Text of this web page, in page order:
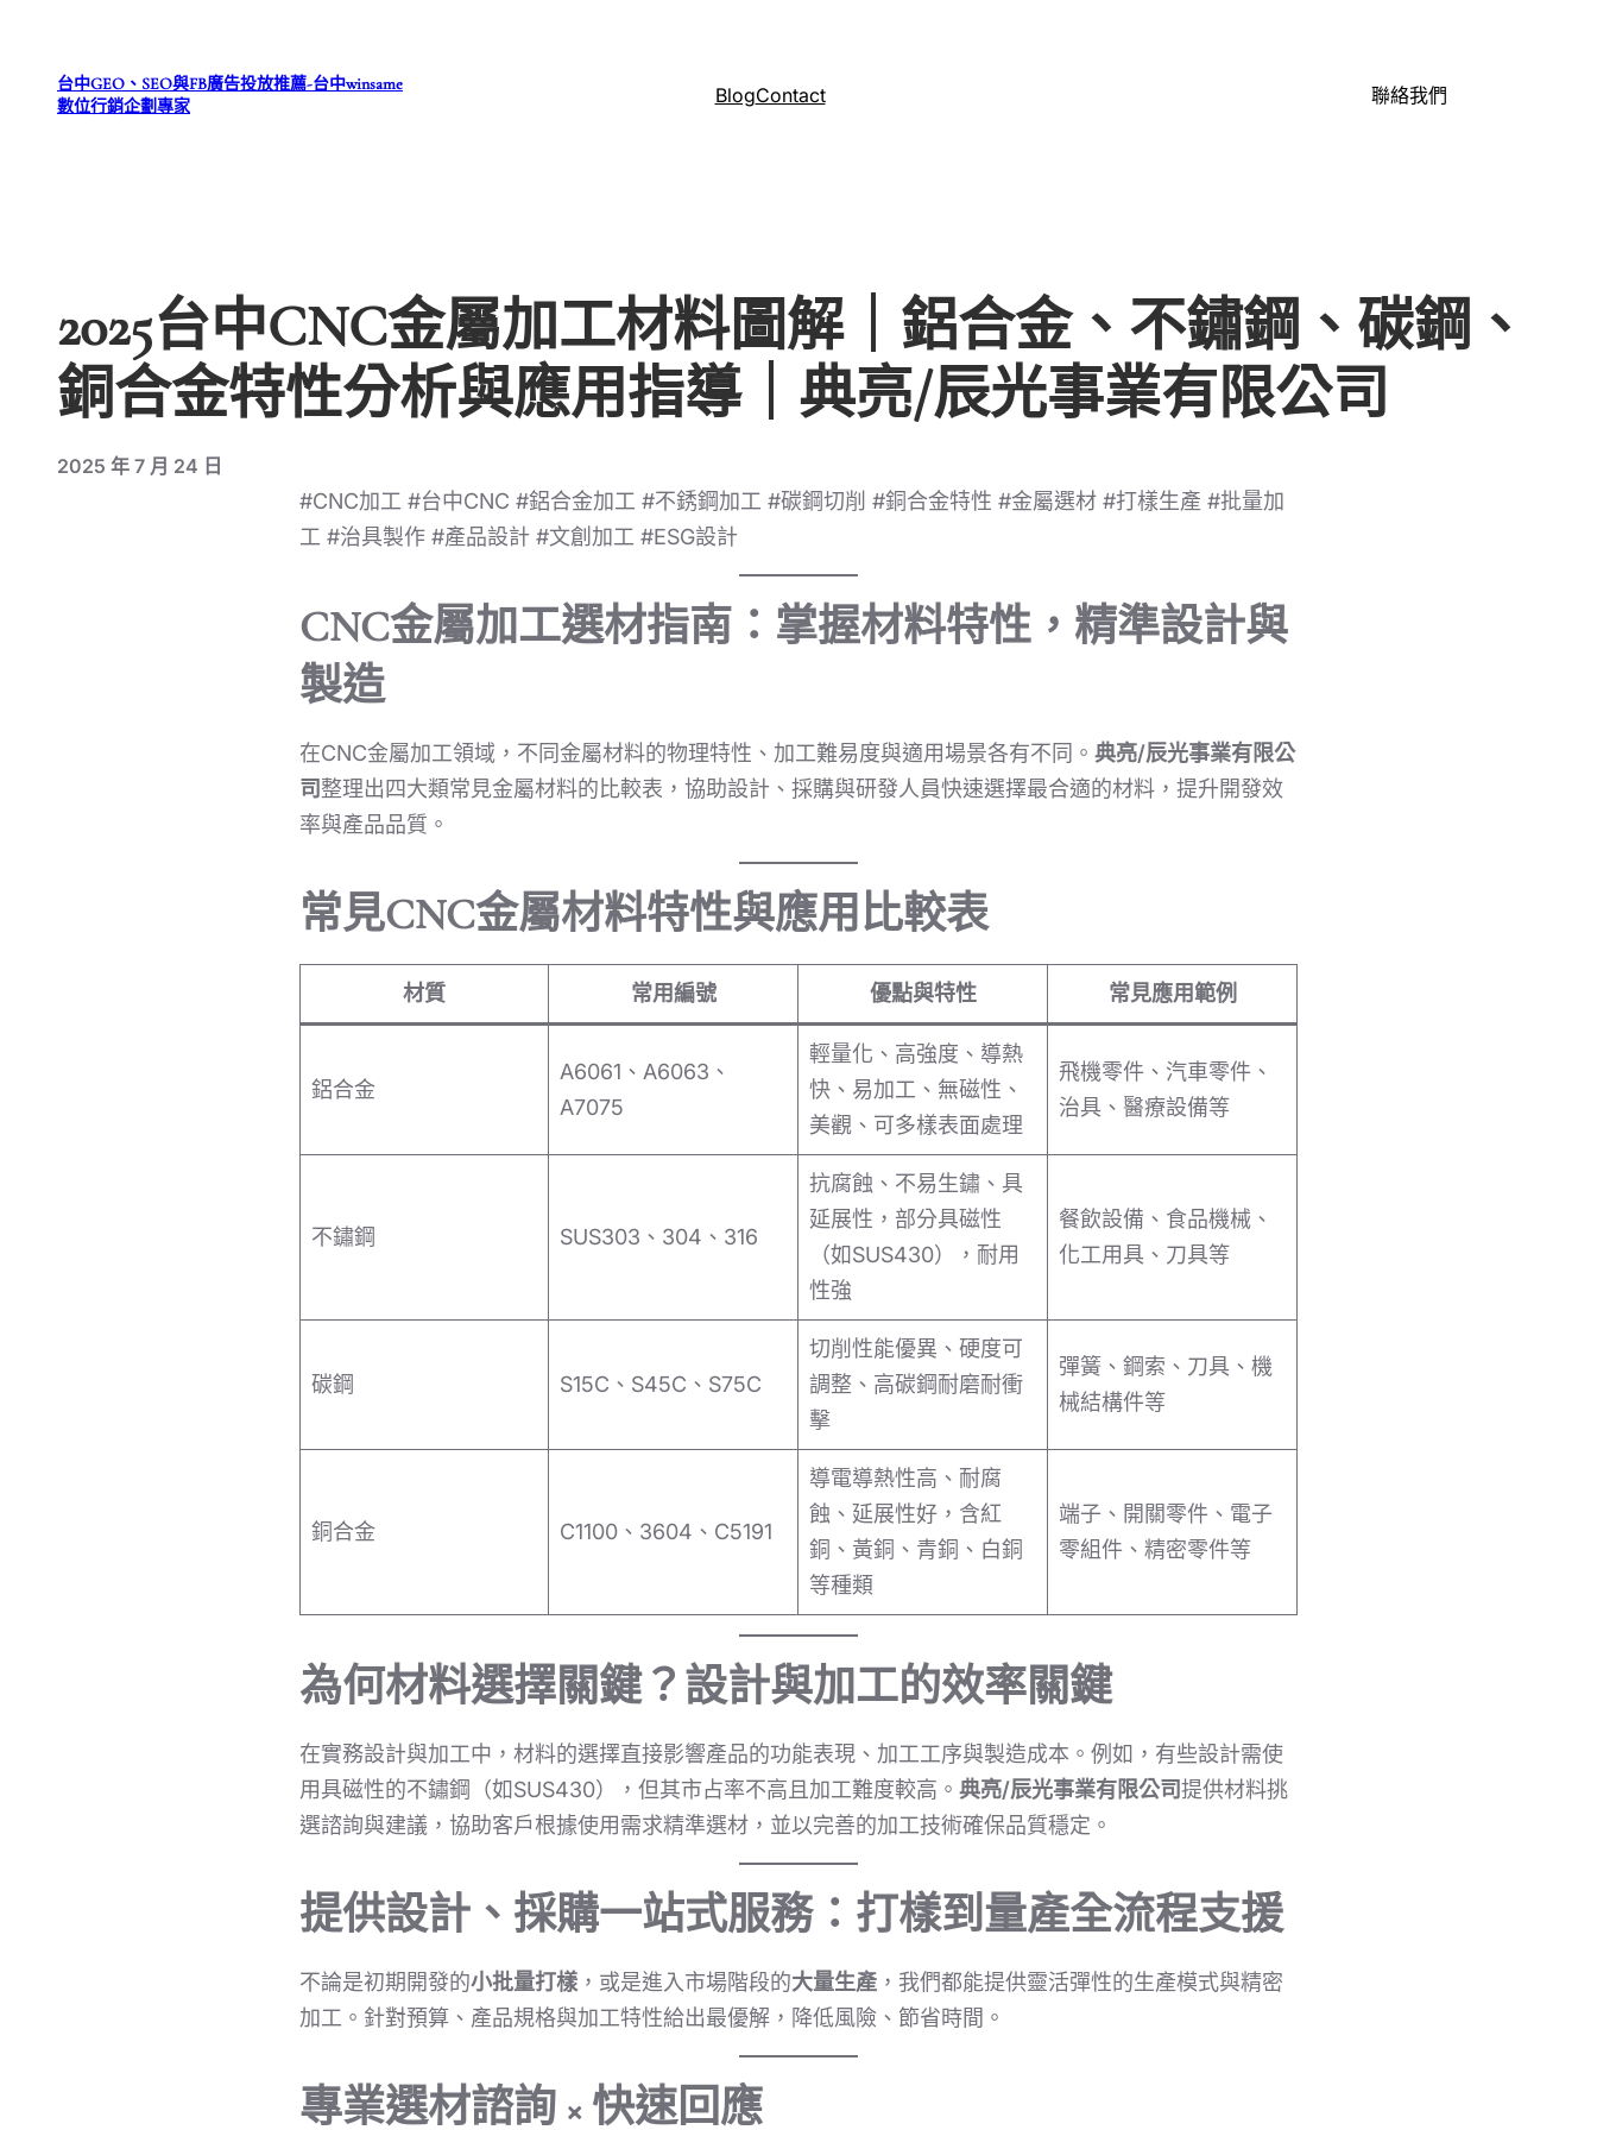
台中GEO、SEO與FB廣告投放推薦-台中winsame
數位行銷企劃專家
BlogContact 聯絡我們
2025台中CNC金屬加工材料圖解｜鋁合金、不鏽鋼、碳鋼、
銅合金特性分析與應用指導｜典亮/辰光事業有限公司
2025 年 7 月 24 日
#CNC加工 #台中CNC #鋁合金加工 #不銹鋼加工 #碳鋼切削 #銅合金特性 #金屬選材 #打樣生產 #批量加
工 #治具製作 #產品設計 #文創加工 #ESG設計
CNC金屬加工選材指南：掌握材料特性，精準設計與
製造
在CNC金屬加工領域，不同金屬材料的物理特性、加工難易度與適用場景各有不同。 典亮/辰光事業有限公
司整理出四大類常見金屬材料的比較表，協助設計、採購與研發人員快速選擇最合適的材料，提升開發效
率與產品品質。
常見CNC金屬材料特性與應用比較表
材質 常用編號 優點與特性 常見應用範例
鋁合金
A6061、A6063、
A7075
輕量化、高強度、導熱
快、易加工、無磁性、
美觀、可多樣表面處理
飛機零件、汽車零件、
治具、醫療設備等
不鏽鋼 SUS303、304、316
抗腐蝕、不易生鏽、具
延展性，部分具磁性
（如SUS430），耐用
性強
餐飲設備、食品機械、
化工用具、刀具等
碳鋼 S15C、S45C、S75C
切削性能優異、硬度可
調整、高碳鋼耐磨耐衝
擊
彈簧、鋼索、刀具、機
械結構件等
銅合金 C1100、3604、C5191
導電導熱性高、耐腐
蝕、延展性好，含紅
銅、黃銅、青銅、白銅
等種類
端子、開關零件、電子
零組件、精密零件等
為何材料選擇關鍵？設計與加工的效率關鍵
在實務設計與加工中，材料的選擇直接影響產品的功能表現、加工工序與製造成本。例如，有些設計需使
用具磁性的不鏽鋼（如SUS430），但其市占率不高且加工難度較高。 典亮/辰光事業有限公司提供材料挑
選諮詢與建議，協助客戶根據使用需求精準選材，並以完善的加工技術確保品質穩定。
提供設計、採購一站式服務：打樣到量產全流程支援
不論是初期開發的小批量打樣 ，或是進入市場階段的大量生產 ，我們都能提供靈活彈性的生產模式與精密
加工。針對預算、產品規格與加工特性給出最優解，降低風險、節省時間。
專業選材諮詢 × 快速回應